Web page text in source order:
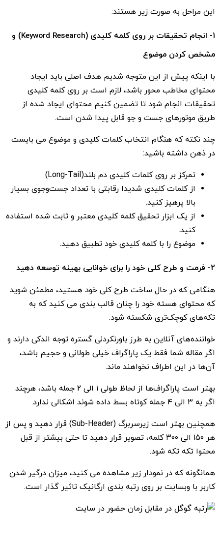
این مراحل به صورت زیر هستند:
1- انجام تحقیقات بر روی کلمه کلیدی ( Keyword Research) و
مشخص کردن موضوع
با اینکه پیش از این متوجه شدیم هدف اصلی باید ایجاد
محتوای مخاطب محور باشد، لازم است بر روی کلمه کلیدی
تحقیقات انجام شود تا تضمین کنیم محتوای ایجاد شده از
طریق موتورهای جست و جو قابل پیدا شدن است.
چند نکته که هنگام انتخاب کلمات کلیدی و موضوع می بایست
در ذهن داشته باشید:
تمرکز بر روی کلمات کلیدی دم بلند(Long-Tail)
از کلمات کلیدی شدیدا رقابتی با تعداد جست‌وجوی بسیار
بالا پرهیز کنید.
از یک ابزار تحقیق کلمه کلیدی معتبر و ثابت شده استفاده
کنید.
موضوع را با کلمه کلیدی خود تطبیق دهید.
2- فرمت و طرح کلی خود را برای خوانایی بهینه توسعه دهید
هنگامی که در حال ساخت طرح کلی خود هستید، مطمئن شوید
که محتوای هسته خود را چنان قالب بندی می کنید که به
تکه‌های کوچک‌تری شکسته شود.
خواننده‌های آنلاین به طرز باورنکردنی گستره توجه اندکی دارند و
اگر مقاله شما فقط یک پاراگراف خیلی طولانی و حجیم باشد،
آن‌ها در این اطراف نخواهند ماند.
بهتر است پاراگراف‌ها از لحاظ طولی ۱ الی ۲ جمله باشد، هرچند
اگر به ۳ الی ۴ جمله کوتاه بسط داده شوند اشکالی ندارد.
همچنین بهتر است زیرسربرگ (Sub-Header) قرار دهید و پس از
هر ۱۵۰ الی ۳۰۰ کلمه، تصویر قرار دهید تا حتی بیشتر از قبل
محتوا تکه تکه شود.
همانگونه که در نمودار زیر مشاهده می کنید، میزان درگیر شدن
کاربر با وبسایت بر روی رتبه بندی ارگانیک تاثیر گذار است.